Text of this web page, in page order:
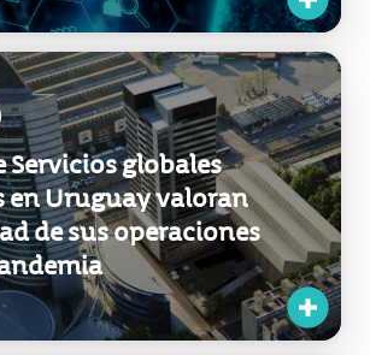
Servicios globales
en Uruguay valoran
de sus operaciones